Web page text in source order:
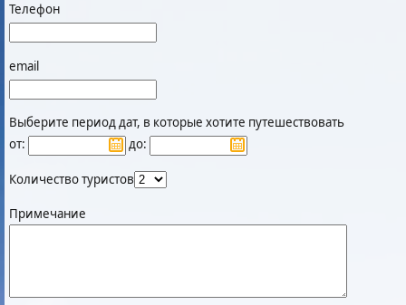
Телефон
email
Выберите период дат, в которые хотите путешествовать
от:
до:
Количество туристов
Примечание